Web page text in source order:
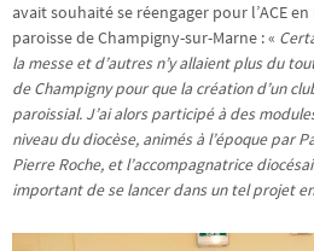
avait souhaité se réengager pour l’ACE
paroisse de Champigny-sur-Marne : «
la messe et d’autres n’y allaient plus du
de Champigny pour que la création d’un
paroissial. J’ai alors participé à des
niveau du diocèse, animés à l’époque par
Pierre Roche, et l’accompagnatrice
important de se lancer dans un tel projet